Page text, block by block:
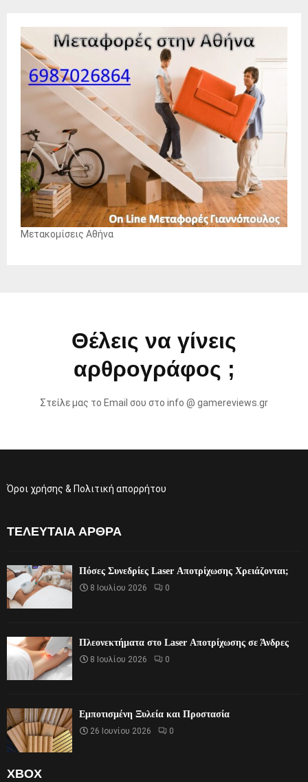
Μετακομίσεις Αθήνα
Θέλεις να γίνεις
αρθρογράφος ;
Στείλε μας το Email σου στο info @ gamereviews.gr
Όροι χρήσης & Πολιτική απορρήτου
ΤΕΛΕΥΤΑΊΑ ΆΡΘΡΑ
Πόσες Συνεδρίες Laser Αποτρίχωσης Χρειάζονται;
8 Ιουλίου 2026 0
Πλεονεκτήματα στο Laser Αποτρίχωσης σε Άνδρες
8 Ιουλίου 2026 0
Εμποτισμένη Ξυλεία και Προστασία
26 Ιουνίου 2026 0
XBOX